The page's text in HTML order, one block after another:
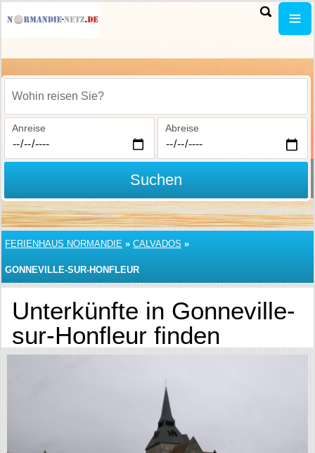
Wohin reisen Sie?
Anreise Abreise
Suchen
FERIENHAUS NORMANDIE » CALVADOS »
GONNEVILLE-SUR-HONFLEUR
Unterkünfte in Gonneville-
sur-Honfleur finden